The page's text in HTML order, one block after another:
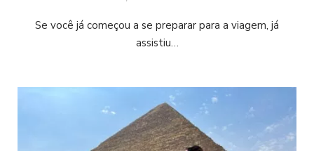
Se você já começou a se preparar para a viagem, já
assistiu…